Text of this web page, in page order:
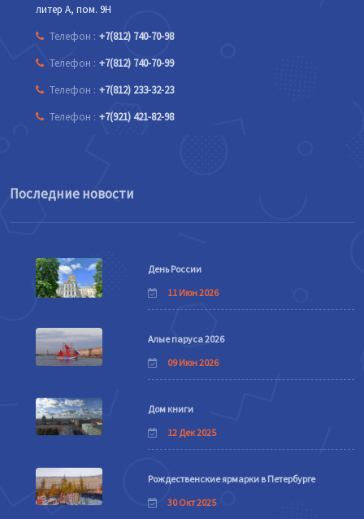
литер А, пом. 9Н
Телефон : +7(812) 740-70-98
Телефон : +7(812) 740-70-99
Телефон : +7(812) 233-32-23
Телефон : +7(921) 421-82-98
Последние новости
День России
11 Июн 2026
Алые паруса 2026
09 Июн 2026
Дом книги
12 Дек 2025
Рождественские ярмарки в Петербурге
30 Окт 2025